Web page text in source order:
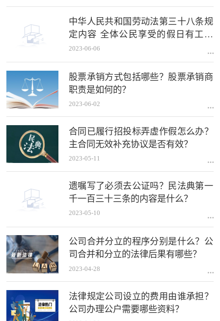
中华人民共和国劳动法第三十八条规
定内容 全体公民享受的假日有工资
吗？
2023-06-06
股票承销方式包括哪些？股票承销商
职责是如何的？
2023-06-02
合同已履行招投标弄虚作假怎么办？
主合同无效补充协议是否有效？
2023-05-11
遗嘱写了必须去公证吗？民法典第一
千一百三十三条的内容是什么？
2023-05-10
公司合并分立的程序分别是什么？公
司合并和分立的法律后果有哪些？
2023-04-28
法律规定公司设立的费用由谁承担？
公司办理公户需要哪些资料？